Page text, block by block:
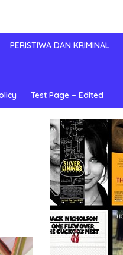
PERISTIWA DAN KRIMINAL
Test Page – Edited